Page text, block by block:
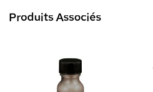
Produits Associés